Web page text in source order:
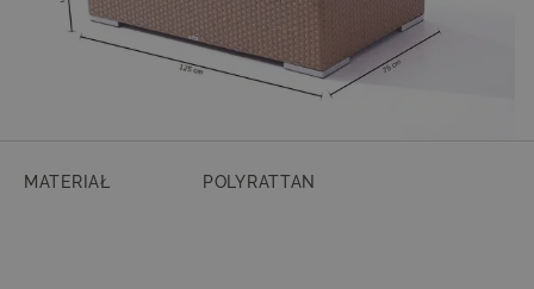
MATERIAŁ POLYRATTAN